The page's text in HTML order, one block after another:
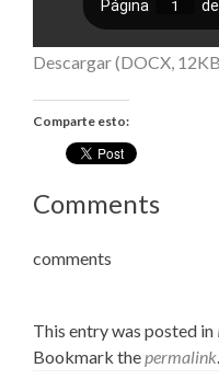
Descargar (DOCX,
Comparte esto:
Comments
comments
This entry was posted in
Bookmark thepermalink.